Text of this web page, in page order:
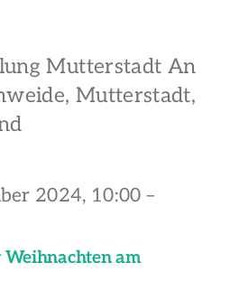
Mutterstadt An
Mutterstadt,
am
2024, 10:00 –